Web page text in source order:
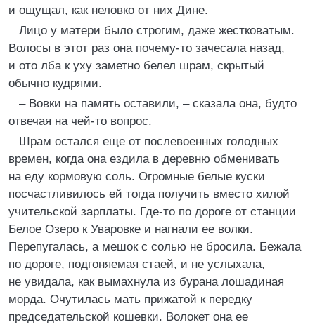
и ощущал, как неловко от них Дине.
Лицо у матери было строгим, даже жестковатым.
Волосы в этот раз она почему-то зачесала назад,
и ото лба к уху заметно белел шрам, скрытый
обычно кудрями.
– Вовки на память оставили, – сказала она, будто
отвечая на чей-то вопрос.
Шрам остался еще от послевоенных голодных
времен, когда она ездила в деревню обменивать
на еду кормовую соль. Огромные белые куски
посчастливилось ей тогда получить вместо хилой
учительской зарплаты. Где-то по дороге от станции
Белое Озеро к Уваровке и нагнали ее волки.
Перепугалась, а мешок с солью не бросила. Бежала
по дороге, подгоняемая стаей, и не услыхала,
не увидала, как вымахнула из бурана лошадиная
морда. Очутилась мать прижатой к передку
председательской кошевки. Волокет она ее